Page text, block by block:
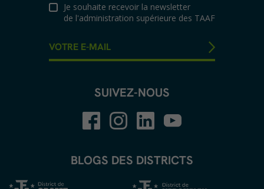
Je souhaite recevoir la newsletter
de l'administration supérieure des TAAF
SUIVEZ-NOUS
BLOGS DES DISTRICTS